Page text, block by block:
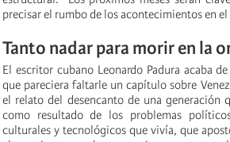
precisar el rumbo de los acontecimientos en el
Tanto nadar para morir en la
El escritor cubano Leonardo Padura acaba
que pareciera faltarle un capítulo sobre
el relato del desencanto de una generación
como resultado de los problemas
culturales y tecnológicos que vivía, que